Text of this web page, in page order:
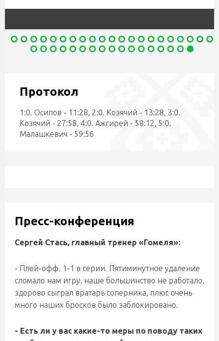
Протокол
1:0. Осипов - 11:28, 2:0. Козячий - 13:28, 3:0.
Козячий - 27:58, 4:0. Ажгирей - 58:12, 5:0.
Малашкевич - 59:56
Пресс-конференция
Сергей Стась, главный тренер «Гомеля»:
- Плей-офф. 1-1 в серии. Пятиминутное удаление
сломало нам игру, наше большинство не работало,
здорово сыграл вратарь соперника, плюс очень
много наших бросков было заблокировано.
- Есть ли у вас какие-то меры по поводу таких